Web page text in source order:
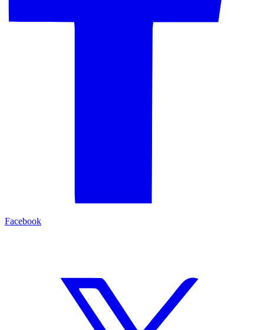
Facebook